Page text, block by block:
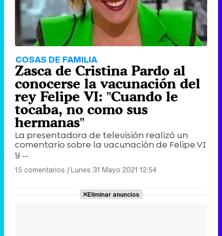
COSAS DE FAMILIA
Zasca de Cristina Pardo al
conocerse la vacunación del
rey Felipe VI: "Cuando le
tocaba, no como sus
hermanas"
La presentadora de televisión realizó un
comentario sobre la vacunación de Felipe VI
y ...
15 comentarios |Lunes 31 Mayo 2021 12:54
Eliminar anuncios